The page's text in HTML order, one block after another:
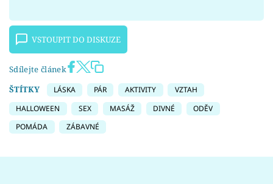
VSTOUPIT DO DISKUZE
Sdílejte článek
ŠTÍTKY
LÁSKA PÁR AKTIVITY
VZTAH
HALLOWEEN
SEX MASÁŽ DIVNÉ
ODĚV
POMÁDA
ZÁBAVNÉ